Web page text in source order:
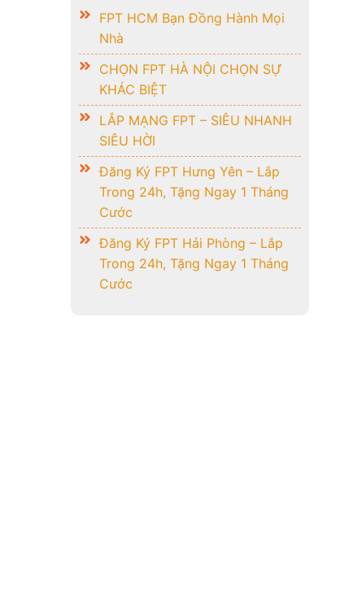
FPT HCM Bạn Đồng Hành Mọi
Nhà
CHỌN FPT HÀ NỘI CHỌN SỰ
KHÁC BIỆT
LẮP MẠNG FPT – SIÊU NHANH
SIÊU HỜI
Đăng Ký FPT Hưng Yên – Lắp
Trong 24h, Tặng Ngay 1 Tháng
Cước
Đăng Ký FPT Hải Phòng – Lắp
Trong 24h, Tặng Ngay 1 Tháng
Cước